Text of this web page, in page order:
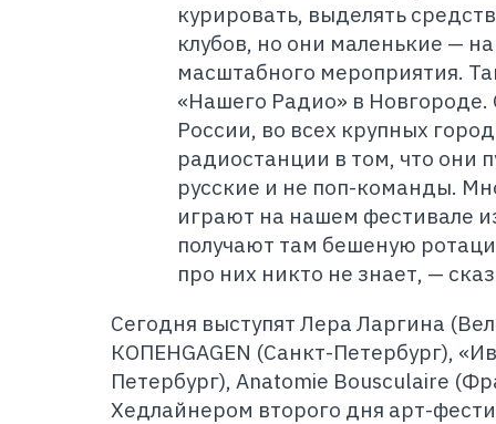
курировать, выделять
клубов, но они маленькие —
масштабного мероприятия.
«Нашего Радио» в
России, во всех крупных
радиостанции в том, что они
русские и не поп-команды.
играют на нашем фестивале
получают там бешеную
про них никто не знает, —
Сегодня выступят Лера Ларгина
КОПЕНGAGEN (Санкт-Петербург),
Петербург), Anatomie Bousculaire
Хедлайнером второго дня арт-